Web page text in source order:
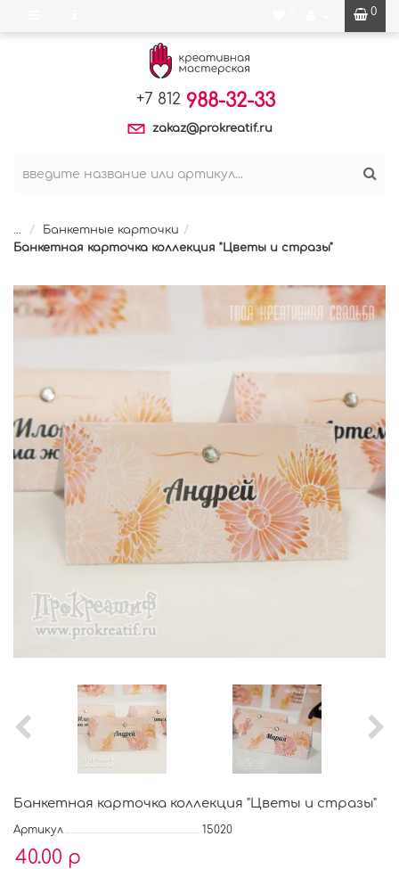
0
+7 812 988-32-33
zakaz@prokreatif.ru
...
Банкетные карточки
Банкетная карточка коллекция "Цветы и стразы"
Банкетная карточка коллекция "Цветы и стразы"
Артикул 15020
40.00 р